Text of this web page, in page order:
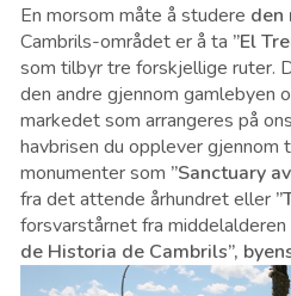
En morsom måte å studere den
Cambrils-området er å ta ”El
som tilbyr tre forskjellige ruter.
den andre gjennom gamlebyen
markedet som arrangeres på
havbrisen du opplever gjennom
monumenter som ”Sanctuary
fra det attende århundret eller
forsvarstårnet fra
de Historia de Cambrils”,